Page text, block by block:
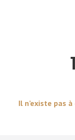
Il n’existe pas